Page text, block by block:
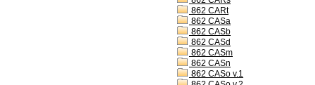
862 CARt
862 CASa
862 CASb
862 CASd
862 CASm
862 CASn
862 CASo v.1